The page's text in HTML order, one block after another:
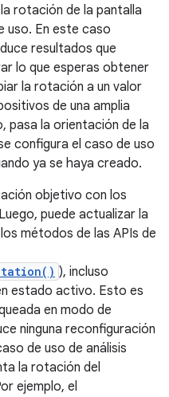
rotación de la pantalla
uso. En este caso
resultados que
lo que esperas obtener
la rotación a un valor
de una amplia
pasa la orientación de la
configura el caso de uso
ya se haya creado.
objetivo con los
puede actualizar la
métodos de las APIs de
), incluso
estado activo. Esto es
en modo de
ninguna reconfiguración
de uso de análisis
la rotación del
ejemplo, el